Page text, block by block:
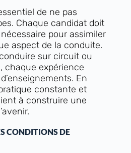
de ne pas
Chaque candidat doit
pour assimiler
aspect de la conduite.
sur circuit ou
chaque expérience
En
constante et
à construire une
CONDITIONS DE